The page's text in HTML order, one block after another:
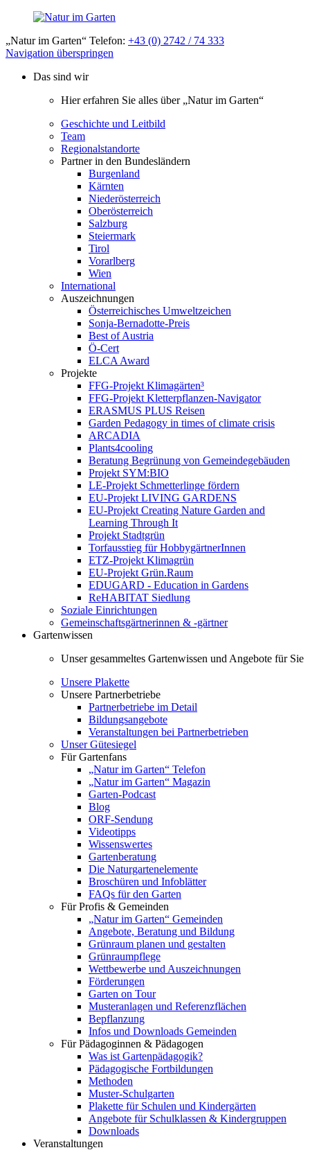
„Natur im Garten“ Telefon: +43 (0) 2742 / 74 333
Navigation überspringen
Das sind wir
Hier erfahren Sie alles über „Natur im Garten“
Geschichte und Leitbild
Team
Regionalstandorte
Partner in den Bundesländern
Burgenland
Kärnten
Niederösterreich
Oberösterreich
Salzburg
Steiermark
Tirol
Vorarlberg
Wien
International
Auszeichnungen
Österreichisches Umweltzeichen
Sonja-Bernadotte-Preis
Best of Austria
Ö-Cert
ELCA Award
Projekte
FFG-Projekt Klimagärten³
FFG-Projekt Kletterpflanzen-Navigator
ERASMUS PLUS Reisen
Garden Pedagogy in times of climate crisis
ARCADIA
Plants4cooling
Beratung Begrünung von Gemeindegebäuden
Projekt SYM:BIO
LE-Projekt Schmetterlinge fördern
EU-Projekt LIVING GARDENS
EU-Projekt Creating Nature Garden and
Learning Through It
Projekt Stadtgrün
Torfausstieg für HobbygärtnerInnen
ETZ-Projekt Klimagrün
EU-Projekt Grün.Raum
EDUGARD - Education in Gardens
ReHABITAT Siedlung
Soziale Einrichtungen
Gemeinschaftsgärtnerinnen & -gärtner
Gartenwissen
Unser gesammeltes Gartenwissen und Angebote für Sie
Unsere Plakette
Unsere Partnerbetriebe
Partnerbetriebe im Detail
Bildungsangebote
Veranstaltungen bei Partnerbetrieben
Unser Gütesiegel
Für Gartenfans
„Natur im Garten“ Telefon
„Natur im Garten“ Magazin
Garten-Podcast
Blog
ORF-Sendung
Videotipps
Wissenswertes
Gartenberatung
Die Naturgartenelemente
Broschüren und Infoblätter
FAQs für den Garten
Für Profis & Gemeinden
„Natur im Garten“ Gemeinden
Angebote, Beratung und Bildung
Grünraum planen und gestalten
Grünraumpflege
Wettbewerbe und Auszeichnungen
Förderungen
Garten on Tour
Musteranlagen und Referenzflächen
Bepflanzung
Infos und Downloads Gemeinden
Für Pädagoginnen & Pädagogen
Was ist Gartenpädagogik?
Pädagogische Fortbildungen
Methoden
Muster-Schulgarten
Plakette für Schulen und Kindergärten
Angebote für Schulklassen & Kindergruppen
Downloads
Veranstaltungen